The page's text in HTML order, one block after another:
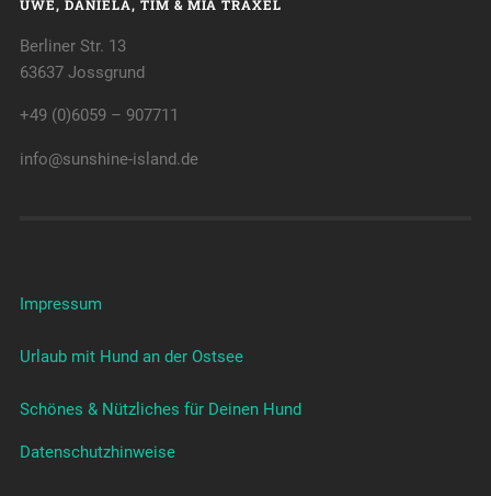
UWE, DANIELA, TIM & MIA TRAXEL
Berliner Str. 13
63637 Jossgrund
+49 (0)6059 – 907711
info@sunshine-island.de
Impressum
Urlaub mit Hund an der Ostsee
Schönes & Nützliches für Deinen Hund
Datenschutzhinweise